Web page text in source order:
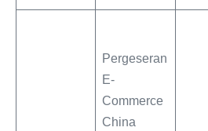
Pergeseran
E-
Commerce
China